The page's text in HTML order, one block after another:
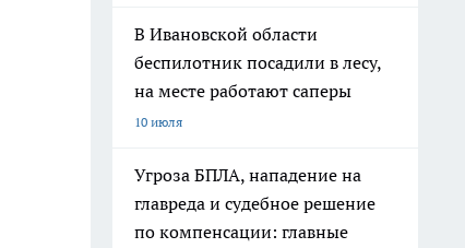
В Ивановской области
беспилотник посадили в лесу,
на месте работают саперы
10 июля
Угроза БПЛА, нападение на
главреда и судебное решение
по компенсации: главные